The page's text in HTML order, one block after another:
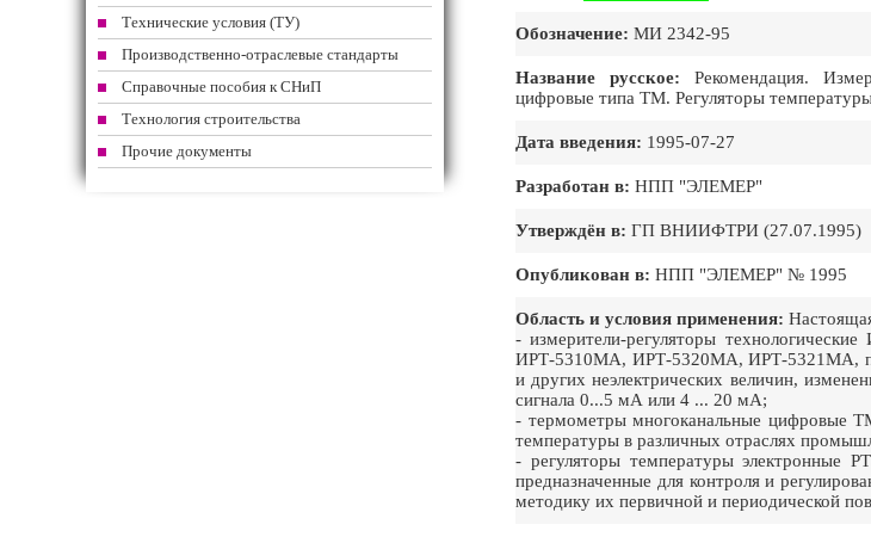
Обозначение: МИ 2342-95
Название русское: Рекомендация.
цифровые типа ТМ. Регуляторы
Дата введения: 1995-07-27
Разработан в: НПП "ЭЛЕМЕР"
Утверждён в: ГП ВНИИФТРИ (27.07.1995)
Опубликован в: НПП "ЭЛЕМЕР" № 1995
Область и условия применения:
- измерители-регуляторы
ИРТ-5310МА, ИРТ-5320МА, ИРТ-5321МА,
и других неэлектрических величин,
сигнала 0...5 мА или 4 ... 20 мА;
- термометры многоканальные цифровые
температуры в различных отраслях
- регуляторы температуры
предназначенные для контроля и
методику их первичной и периодической
Технические условия (ТУ)
Производственно-отраслевые стандарты
Справочные пособия к СНиП
Технология строительства
Прочие документы